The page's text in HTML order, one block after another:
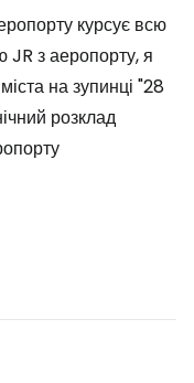
курсує всю
JR з аеропорту, я
на зупинці "28
розклад